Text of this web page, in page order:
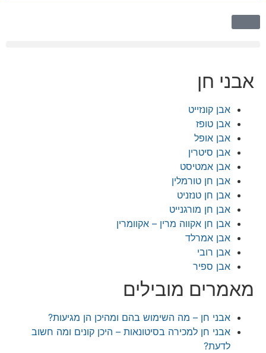
חן
קונזייט
טופז
אופל
סיטרין
אמטיסט
חן טורמלין
חן טנזניט
חן מורגנייט
חן אקווה מרין – אקוומרין
אמרלד
רובי
ספיר
מובילים
חן – מה השימוש בהם ומהיכן הן מגיעות?
חן למכירה בסיטונאות – היכן קונים ומה חשוב